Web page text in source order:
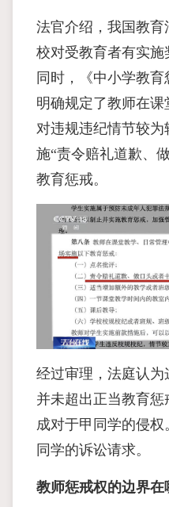
法官介绍，我国教
校对受教育者有实施
同时，《中小学教
明确规定了教师在课
对违规违纪情节较
施“责令赔礼道歉、
教育惩戒。
经过审理，法庭认
并未超出正当教育
成对于甲同学的侵
同学的诉讼请求。
教师惩戒权的边界在